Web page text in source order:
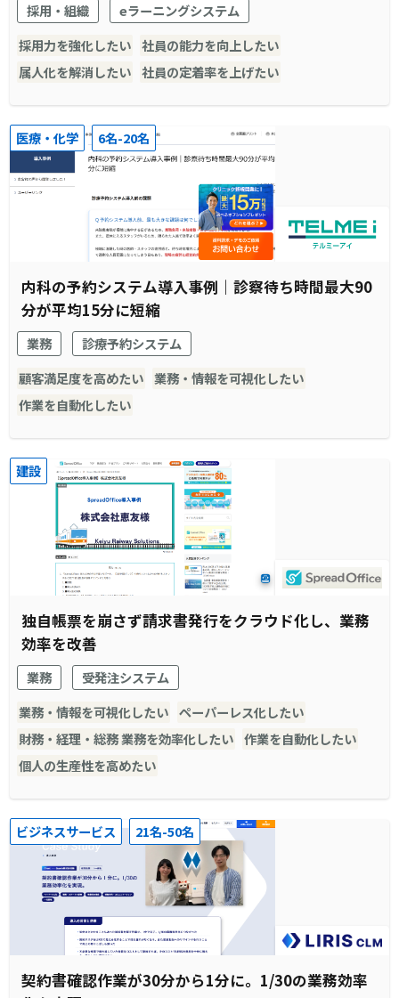
採用・組織
eラーニングシステム
採用力を強化したい 社員の能力を向上したい
属人化を解消したい 社員の定着率を上げたい
医療・化学 6名-20名
内科の予約システム導入事例｜診察待ち時間最大90
分が平均15分に短縮
業務
診療予約システム
顧客満足度を高めたい 業務・情報を可視化したい
作業を自動化したい
建設
独自帳票を崩さず請求書発行をクラウド化し、業務
効率を改善
業務
受発注システム
業務・情報を可視化したい ペーパーレス化したい
財務・経理・総務 業務を効率化したい 作業を自動化したい
個人の生産性を高めたい
ビジネスサービス 21名-50名
契約書確認作業が30分から1分に。1/30の業務効率